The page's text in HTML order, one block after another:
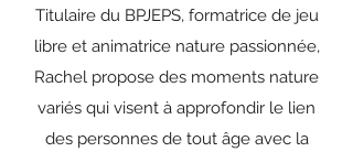
Titulaire du BPJEPS, formatrice de jeu
libre et animatrice nature passionnée,
Rachel propose des moments nature
variés qui visent à approfondir le lien
des personnes de tout âge avec la